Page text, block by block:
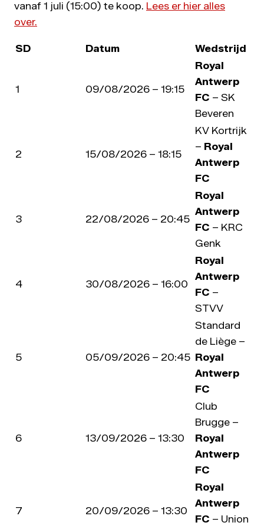
vanaf 1 juli (15:00) te koop. Lees er hier alles
over.
SD Datum Wedstrijd
1 09/08/2026 – 19:15
Royal
Antwerp
FC – SK
Beveren
2 15/08/2026 – 18:15
KV Kortrijk
– Royal
Antwerp
FC
3 22/08/2026 – 20:45
Royal
Antwerp
FC – KRC
Genk
4 30/08/2026 – 16:00
Royal
Antwerp
FC –
STVV
5 05/09/2026 – 20:45
Standard
de Liège –
Royal
Antwerp
FC
6 13/09/2026 – 13:30
Club
Brugge –
Royal
Antwerp
FC
7 20/09/2026 – 13:30
Royal
Antwerp
FC – Union